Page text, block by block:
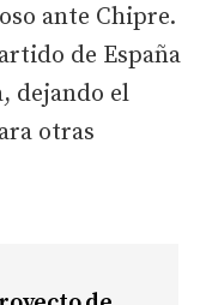
ante Chipre.
de España
dejando el
otras